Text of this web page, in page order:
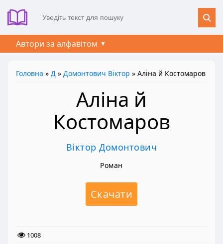
Автори за алфавітом
Головна » Д » Домонтович Віктор » Аліна й Костомаров
Аліна й
Костомаров
Віктор Домонтович
Роман
Скачати
1008